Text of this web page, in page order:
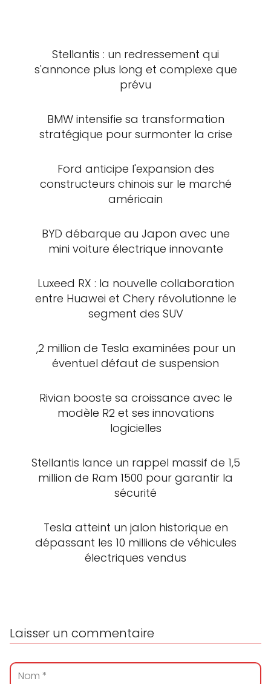
Stellantis : un redressement qui
s'annonce plus long et complexe que
prévu
BMW intensifie sa transformation
stratégique pour surmonter la crise
Ford anticipe l'expansion des
constructeurs chinois sur le marché
américain
BYD débarque au Japon avec une
mini voiture électrique innovante
Luxeed RX : la nouvelle collaboration
entre Huawei et Chery révolutionne le
segment des SUV
,2 million de Tesla examinées pour un
éventuel défaut de suspension
Rivian booste sa croissance avec le
modèle R2 et ses innovations
logicielles
Stellantis lance un rappel massif de 1,5
million de Ram 1500 pour garantir la
sécurité
Tesla atteint un jalon historique en
dépassant les 10 millions de véhicules
électriques vendus
Laisser un commentaire